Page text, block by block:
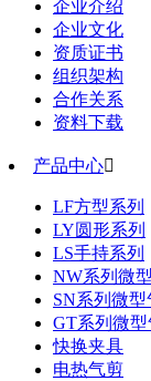
企业介绍
企业文化
资质证书
组织架构
合作关系
资料下载
产品中心
LF方型系列
LY圆形系列
LS手持系列
NW系列微
SN系列微型
GT系列微
快换夹具
电热气剪